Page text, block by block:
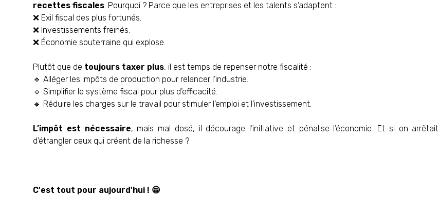
recettes fiscales. Pourquoi ? Parce que les entreprises et les talents s’adaptent :
❌ Exil fiscal des plus fortunés.
❌ Investissements freinés.
❌ Économie souterraine qui explose.
Plutôt que de toujours taxer plus, il est temps de repenser notre fiscalité :
🔹 Alléger les impôts de production pour relancer l’industrie.
🔹 Simplifier le système fiscal pour plus d’efficacité.
🔹 Réduire les charges sur le travail pour stimuler l’emploi et l’investissement.
L’impôt est nécessaire, mais mal dosé, il décourage l’initiative et pénalise l’économie. Et si on arrêtait
d’étrangler ceux qui créent de la richesse ?
C'est tout pour aujourd'hui ! 😁